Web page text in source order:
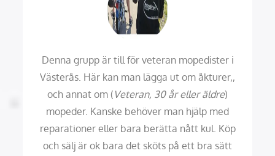
Denna grupp är till för veteran mopedister i
Västerås. Här kan man lägga ut om åkturer,,
och annat om ( Veteran, 30 år eller äldre)
mopeder. Kanske behöver man hjälp med
reparationer eller bara berätta nått kul. Köp
och sälj är ok bara det sköts på ett bra sätt